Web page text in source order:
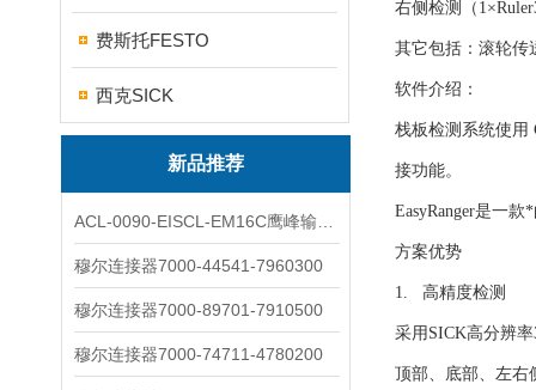
费斯托FESTO
西克SICK
新品推荐
穆尔连接器7000-44541-7960300
穆尔连接器7000-89701-7910500
穆尔连接器7000-74711-4780200
右侧检测（
其它包括：滚轮传
软件介绍：
栈板检测系统使用
接功能。
EasyRanger是一
方案优势
1. 高精度检测
采用SICK高分辨
顶部、底部、左右